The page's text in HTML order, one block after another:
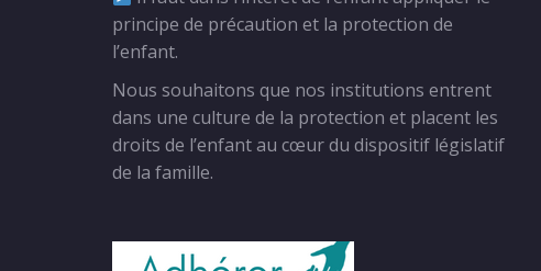
principe de précaution et la protection de
l’enfant.
Nous souhaitons que nos institutions entrent
dans une culture de la protection et placent les
droits de l’enfant au cœur du dispositif législatif
de la famille.